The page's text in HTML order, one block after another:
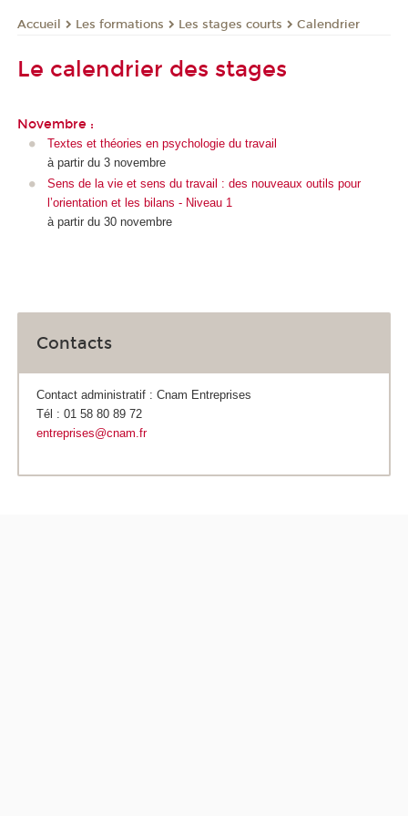
Accueil Les formations Les stages courts Calendrier
Le calendrier des stages
Novembre :
Textes et théories en psychologie du travail
à partir du 3 novembre
Sens de la vie et sens du travail : des nouveaux outils pour
l’orientation et les bilans - Niveau 1
à partir du 30 novembre
Contacts
Contact administratif : Cnam Entreprises
Tél : 01 58 80 89 72
entreprises@cnam.fr